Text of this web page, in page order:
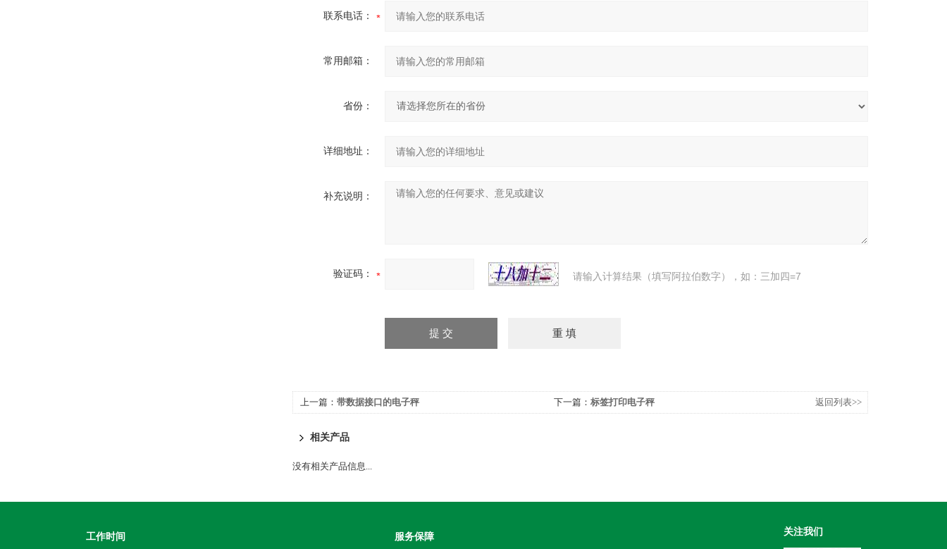
联系电话：
常用邮箱：
省份：
详细地址：
补充说明：
验证码： 请输入计算结果（填写阿拉伯数字），如：三加四=7
上一篇： 带数据接口的电子秤 下一篇： 标签打印电子秤 返回列表>>
相关产品
没有相关产品信息...
工作时间 服务保障 关注我们